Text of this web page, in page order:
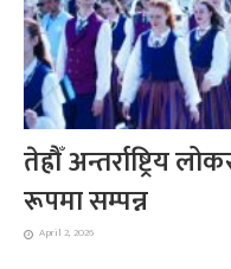
तेह्रौँ अन्तर्राष्ट्रिय
रूपमा सम्पन्न
April 2, 2026